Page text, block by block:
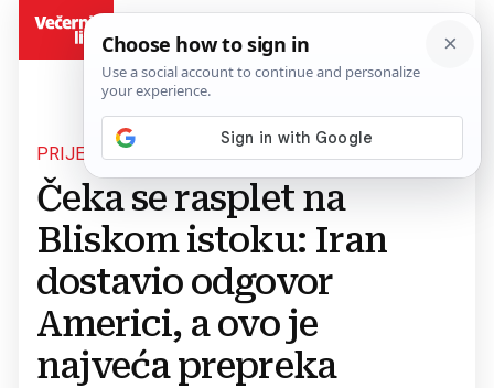
PRIJEDLOG ZA OKONČANJE SUKOBA
Čeka se rasplet na
Bliskom istoku: Iran
dostavio odgovor
Americi, a ovo je
najveća prepreka